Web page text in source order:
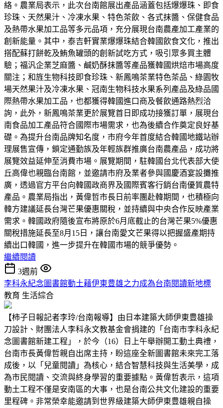
絡。農業局表示，此次台南館展出產品涵蓋包括爆爆珠、即食
珍珠、天然果汁、冷凍水果、特色茶飲、各式抹醬、保健食品
及熱帶水果加工品等多元品項，充分展現台南農產加工產業的
創新能量。其中，泰吉軒實業爆爆珠結合韓國飲食文化，推出
搭配蘇打餅乾及鮪魚罐頭的創新試吃方式，吸引眾多買主體
驗；福汎企業芝麻醬、鹹奶酥抹醬等產品獲韓國烘焙市場高度
關注；和旌生物科技即食珍珠、新鳳鳴茶業特色茶品、綠園牧
場天然果汁及冷凍水果、冠南生物科技水果系列產品及綠品國
際熱帶水果加工品，也都獲得韓國進口商及餐飲通路熱烈洽
詢，此外，新鳳鳴茶業更於展覽首日即成功接獲訂單，展現台
南食品加工產品符合國際市場需求，也為後續合作奠定良好基
礎。為提升台南品牌知名度，市府今年首度結合韓國地鐵站辦
理展售宣傳，鎖定通勤族及年輕族群推廣台南農產品，成功將
展覽效益延伸至消費市場。展覽期間，駐韓國台北代表部大使
丘高偉也親臨台南館，並邀請市府及業者參與國慶酒宴設攤推
廣，透過官方平台向韓國政商界及國際賓客行銷台南優質農特
產品。農業局指出，黃偉哲市長日前率團赴韓期間，也積極向
韓方建議延長台灣芒果優惠關稅，並持續與中央合作反映產業
需求。韓國政府隨後宣布將原於6月底截止的台灣芒果5%優惠
關稅措施延長至8月15日，讓台南愛文芒果得以把握盛產期持
續出口韓國，進一步提升在韓國市場的競爭優勢。
繼續閱讀
3週前
李科永紀念圖書館動土藉伊東豊雄之力成為台南閱讀新地標
教育 生活綜合
【柿子日報記者李玲/台南報導】由日本建築大師伊東豊雄操
刀設計、財團法人李科永文教基金會捐建的「台南市李科永紀
念圖書館新建工程」，於今（16）日上午舉辦開工動土典禮，
台南市長黃偉哲親自出席主持，盼這座全新圖書館未來完工落
成後，以「兒童閱讀」為核心，結合智慧科技與生活美學，成
為市民閱讀、交流與終身學習的重要據點。黃偉哲表示，這項
動土工程不僅是安南區的大事，也是台南公共文化建設的重要
里程碑。非常榮幸能邀請到世界級建築大師伊東豊雄親自操